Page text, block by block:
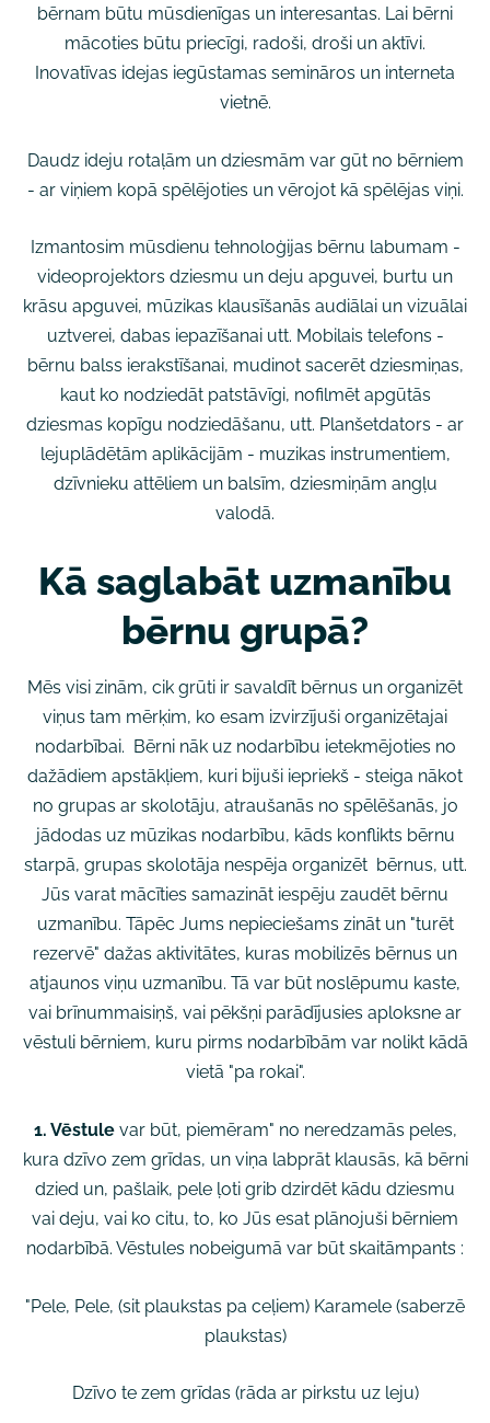
bērnam būtu mūsdienīgas un interesantas. Lai bērni
mācoties būtu priecīgi, radoši, droši un aktīvi.
Inovatīvas idejas iegūstamas semināros un interneta
vietnē.
Daudz ideju rotaļām un dziesmām var gūt no bērniem
- ar viņiem kopā spēlējoties un vērojot kā spēlējas viņi.
Izmantosim mūsdienu tehnoloģijas bērnu labumam -
videoprojektors dziesmu un deju apguvei, burtu un
krāsu apguvei, mūzikas klausīšanās audiālai un vizuālai
uztverei, dabas iepazīšanai utt. Mobilais telefons -
bērnu balss ierakstīšanai, mudinot sacerēt dziesmiņas,
kaut ko nodziedāt patstāvīgi, nofilmēt apgūtās
dziesmas kopīgu nodziedāšanu, utt. Planšetdators - ar
lejuplādētām aplikācijām - muzikas instrumentiem,
dzīvnieku attēliem un balsīm, dziesmiņām angļu
valodā.
Kā saglabāt uzmanību
bērnu grupā?
Mēs visi zinām, cik grūti ir savaldīt bērnus un organizēt
viņus tam mērķim, ko esam izvirzījuši organizētajai
nodarbībai. Bērni nāk uz nodarbību ietekmējoties no
dažādiem apstākļiem, kuri bijuši iepriekš - steiga nākot
no grupas ar skolotāju, atraušanās no spēlēšanās, jo
jādodas uz mūzikas nodarbību, kāds konflikts bērnu
starpā, grupas skolotāja nespēja organizēt bērnus, utt.
Jūs varat mācīties samazināt iespēju zaudēt bērnu
uzmanību. Tāpēc Jums nepieciešams zināt un "turēt
rezervē" dažas aktivitātes, kuras mobilizēs bērnus un
atjaunos viņu uzmanību. Tā var būt noslēpumu kaste,
vai brīnummaisiņš, vai pēkšņi parādījusies aploksne ar
vēstuli bērniem, kuru pirms nodarbībām var nolikt kādā
vietā "pa rokai".
1. Vēstule var būt, piemēram" no neredzamās peles,
kura dzīvo zem grīdas, un viņa labprāt klausās, kā bērni
dzied un, pašlaik, pele ļoti grib dzirdēt kādu dziesmu
vai deju, vai ko citu, to, ko Jūs esat plānojuši bērniem
nodarbībā. Vēstules nobeigumā var būt skaitāmpants :
"Pele, Pele, (sit plaukstas pa ceļiem) Karamele (saberzē
plaukstas)
Dzīvo te zem grīdas (rāda ar pirkstu uz leju)